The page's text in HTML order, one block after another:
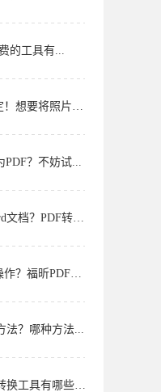
的工具有...
要将照片转...
PDF？不妨试...
？PDF转Wo...
福昕PDF能...
法？哪种方法...
工具有哪些？...